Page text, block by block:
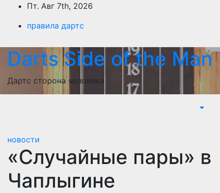
Перейти
содержимому
Пт. Авг 7th, 2026
правила дартс
Darts Side of the Man
Дартс сторона человека
новости
«Случайные пары» в
Чаплыгине